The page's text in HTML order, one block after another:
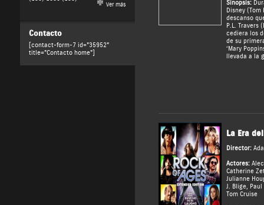
Ver más
Contacto
[contact-form-7 id="35952"
title="Contacto home"]
Sinopsis:
Disney
descanso
P.L. Travers
cediera los
de su
‘Mary
llevada a la
La Era
Director:
Actores:
Catherine
Julianne
J. Blige,
Tom Cruise